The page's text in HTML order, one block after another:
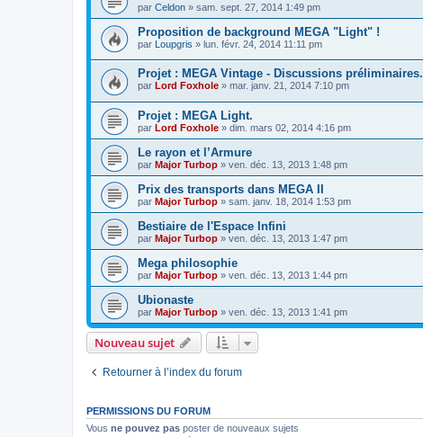
par Celdon » sam. sept. 27, 2014 1:49 pm
Proposition de background MEGA "Light" !
par Loupgris » lun. févr. 24, 2014 11:11 pm
Projet : MEGA Vintage - Discussions préliminaires.
par Lord Foxhole » mar. janv. 21, 2014 7:10 pm
Projet : MEGA Light.
par Lord Foxhole » dim. mars 02, 2014 4:16 pm
Le rayon et l’Armure
par Major Turbop » ven. déc. 13, 2013 1:48 pm
Prix des transports dans MEGA II
par Major Turbop » sam. janv. 18, 2014 1:53 pm
Bestiaire de l'Espace Infini
par Major Turbop » ven. déc. 13, 2013 1:47 pm
Mega philosophie
par Major Turbop » ven. déc. 13, 2013 1:44 pm
Ubionaste
par Major Turbop » ven. déc. 13, 2013 1:41 pm
Nouveau sujet
Retourner à l’index du forum
PERMISSIONS DU FORUM
Vous ne pouvez pas poster de nouveaux sujets